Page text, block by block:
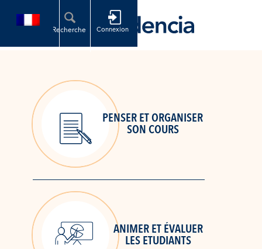
PENSER ET ORGANISER
SON COURS
ANIMER ET ÉVALUER
LES ETUDIANTS